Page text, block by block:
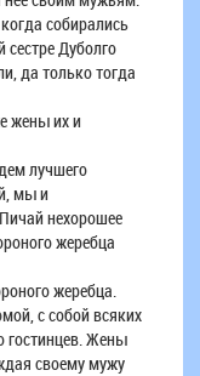
собирались
сестре Дуболго
да только тогда
жены их и
лучшего
мы и
нехорошее
жеребца
жеребца.
с собой всяких
гостинцев. Жены
своему мужу